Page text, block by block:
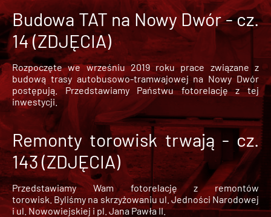
Budowa TAT na Nowy Dwór - cz.
14 (ZDJĘCIA)
Rozpoczęte we wrześniu 2019 roku prace związane z
budową trasy autobusowo-tramwajowej na Nowy Dwór
postępują. Przedstawiamy Państwu fotorelację z tej
inwestycji.
Remonty torowisk trwają - cz.
143 (ZDJĘCIA)
Przedstawiamy Wam fotorelację z remontów
torowisk. Byliśmy na skrzyżowaniu ul. Jedności Narodowej
i ul. Nowowiejskiej i pl. Jana Pawła II.